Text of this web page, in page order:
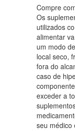
Compre
Os
utilizados
alimentar
um modo
local seco,
fora do
caso de
exceder a
seu médico